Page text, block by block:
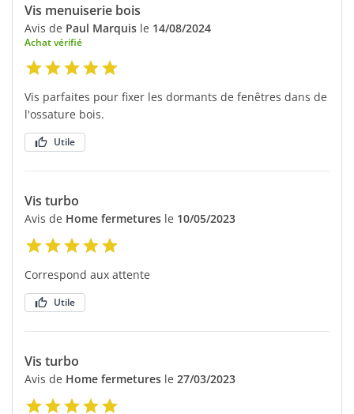
Vis menuiserie bois
Avis de Paul Marquis le 14/08/2024
Achat vérifié
Vis parfaites pour fixer les dormants de fenêtres dans de
l'ossature bois.
Utile
Vis turbo
Avis de Home fermetures le 10/05/2023
Correspond aux attente
Utile
Vis turbo
Avis de Home fermetures le 27/03/2023